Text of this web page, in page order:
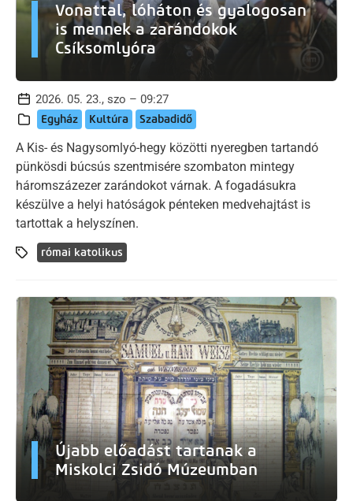
Vonattal, lóháton és gyalogosan
is mennek a zarándokok
Csíksomlyóra
2026. 05. 23., szo – 09:27
Egyház Kultúra Szabadidő
A Kis- és Nagysomlyó-hegy közötti nyeregben tartandó
pünkösdi búcsús szentmisére szombaton mintegy
háromszázezer zarándokot várnak. A fogadásukra
készülve a helyi hatóságok pénteken medvehajtást is
tartottak a helyszínen.
római katolikus
Újabb előadást tartanak a
Miskolci Zsidó Múzeumban